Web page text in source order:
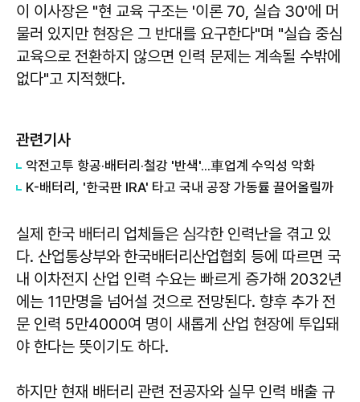
이 이사장은 "현 교육 구조는 '이론 70, 실습 30'에 머
물러 있지만 현장은 그 반대를 요구한다"며 "실습 중심
교육으로 전환하지 않으면 인력 문제는 계속될 수밖에
없다"고 지적했다.
관련기사
악전고투 항공·배터리·철강 '반색'...車업계 수익성 악화
K-배터리, '한국판 IRA' 타고 국내 공장 가동률 끌어올릴까
실제 한국 배터리 업체들은 심각한 인력난을 겪고 있
다. 산업통상부와 한국배터리산업협회 등에 따르면 국
내 이차전지 산업 인력 수요는 빠르게 증가해 2032년
에는 11만명을 넘어설 것으로 전망된다. 향후 추가 전
문 인력 5만4000여 명이 새롭게 산업 현장에 투입돼
야 한다는 뜻이기도 하다.
하지만 현재 배터리 관련 전공자와 실무 인력 배출 규